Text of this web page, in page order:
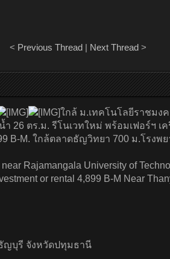
< Previous Thread| Next Thread>
ใกล้ ม.เทคโนโลยีราชมง
26 ตร.ม. รีโนเวทใหม่ พร้อมเฟอร์ฯ เ
B-M. ใกล้ตลาดธัญวิทยา 700 ม.โรงพ
Rajamangala University of
or rental 4,899 B-M Near
ญบุรี จังหวัดปทุมธานี